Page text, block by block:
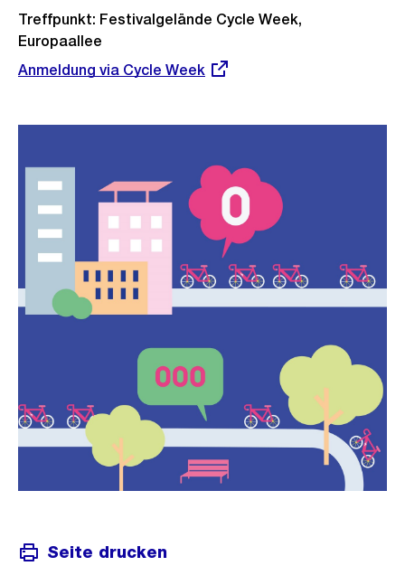
Treffpunkt: Festivalgelände Cycle Week,
Europaallee
Externer
Anmeldung via Cycle Week
Seite drucken